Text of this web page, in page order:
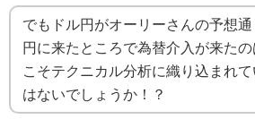
でもドル円がオーリーさんの予想
円に来たところで為替介入が来たの
こそテクニカル分析に織り込まれ
はないでしょうか！？